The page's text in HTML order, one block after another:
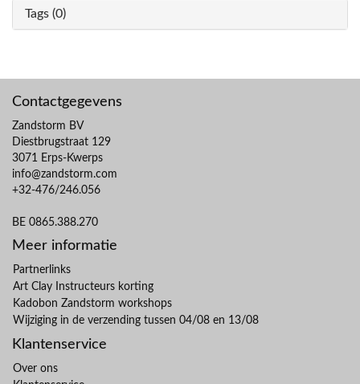
Tags (0)
Contactgegevens
Zandstorm BV
Diestbrugstraat 129
3071 Erps-Kwerps
info@zandstorm.com
+32-476/246.056
BE 0865.388.270
Meer informatie
Partnerlinks
Art Clay Instructeurs korting
Kadobon Zandstorm workshops
Wijziging in de verzending tussen 04/08 en 13/08
Klantenservice
Over ons